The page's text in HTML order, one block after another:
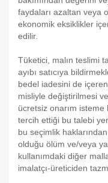
faydaları azaltan veya
ekonomik eksiklikler
edilir.
Tüketici, malın teslimi
ayıbı satıcıya
bedel iadesini de
misliyle değiştirilmesi
ücretsiz onarım isteme
tercih ettiği bu talebi
bu seçimlik
olduğu ölüm ve/veya
kullanımdaki diğer
imalatçı-üreticiden